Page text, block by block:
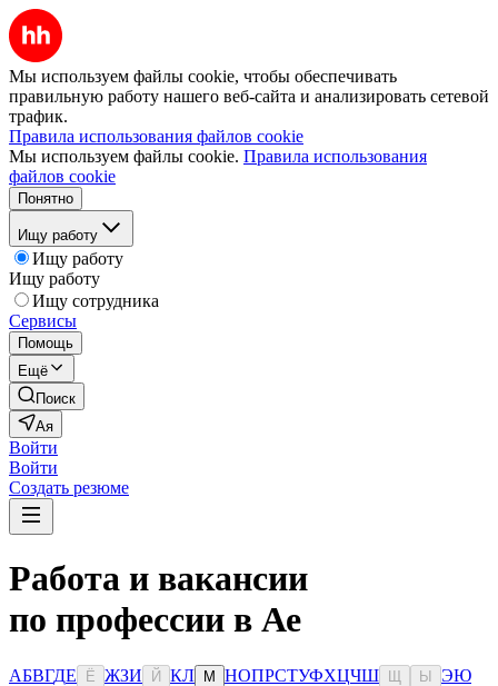
Мы используем файлы cookie, чтобы обеспечивать
правильную работу нашего веб-сайта и анализировать сетевой
трафик.
Правила использования файлов cookie
Мы используем файлы cookie. Правила использования
файлов cookie
Понятно
Ищу работу
Ищу работу
Ищу работу
Ищу сотрудника
Сервисы
Помощь
Ещё
Поиск
Ая
Войти
Войти
Создать резюме
Работа и вакансии
по профессии в Ае
АБВГДЕ Ё ЖЗИ Й КЛ М НОПРСТУФХЦЧШ Ы ЭЮ